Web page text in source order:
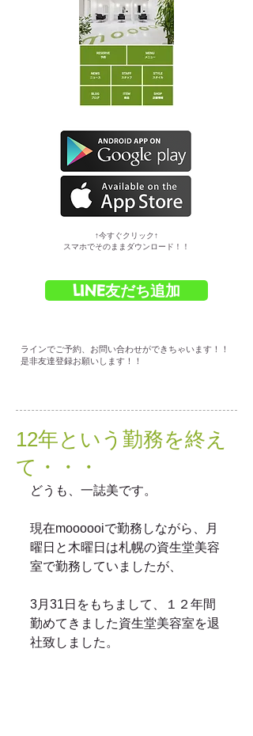
​↑今すぐクリック↑
スマホでそのままダウンロード！！
LINE友だち追加
ラインでご予約、お問い合わせができちゃいます！！
是非友達登録お願いします！！
12年という勤務を終え
て・・・
どうも、一誌美です。
現在moooooiで勤務しながら、月
曜日と木曜日は札幌の資生堂美容
室で勤務していましたが、
3月31日をもちまして、１２年間
勤めてきました資生堂美容室を退
社致しました。